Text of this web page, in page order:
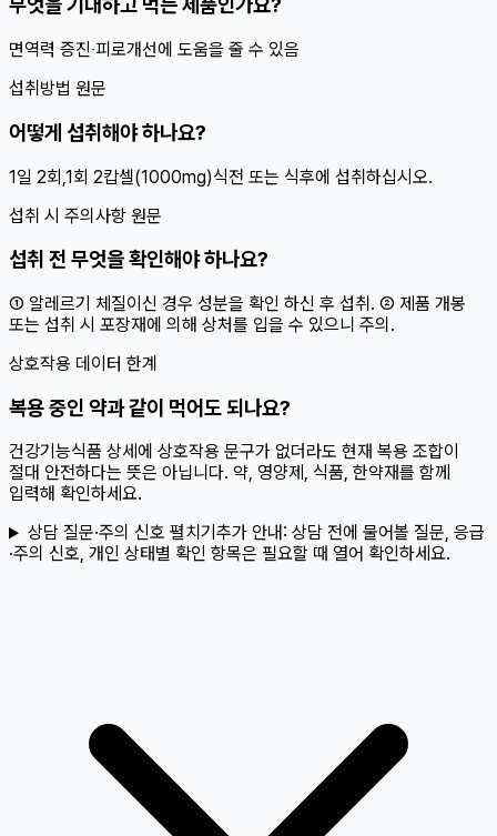
무엇을 기대하고 먹는 제품인가요?
면역력 증진‧피로개선에 도움을 줄 수 있음
섭취방법 원문
어떻게 섭취해야 하나요?
1일 2회,1회 2캅셀(1000mg)식전 또는 식후에 섭취하십시오.
섭취 시 주의사항 원문
섭취 전 무엇을 확인해야 하나요?
① 알레르기 체질이신 경우 성분을 확인 하신 후 섭취. ② 제품 개봉
또는 섭취 시 포장재에 의해 상처를 입을 수 있으니 주의.
상호작용 데이터 한계
복용 중인 약과 같이 먹어도 되나요?
건강기능식품 상세에 상호작용 문구가 없더라도 현재 복용 조합이
절대 안전하다는 뜻은 아닙니다. 약, 영양제, 식품, 한약재를 함께
입력해 확인하세요.
상담 질문·주의 신호 펼치기 추가 안내: 상담 전에 물어볼 질문, 응급
·주의 신호, 개인 상태별 확인 항목은 필요할 때 열어 확인하세요.